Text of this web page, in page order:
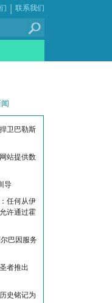
联系我们
|
卫巴勒斯
站提供数
导
任何从伊
许通过霍
巴因服务
者推出
史铭记为